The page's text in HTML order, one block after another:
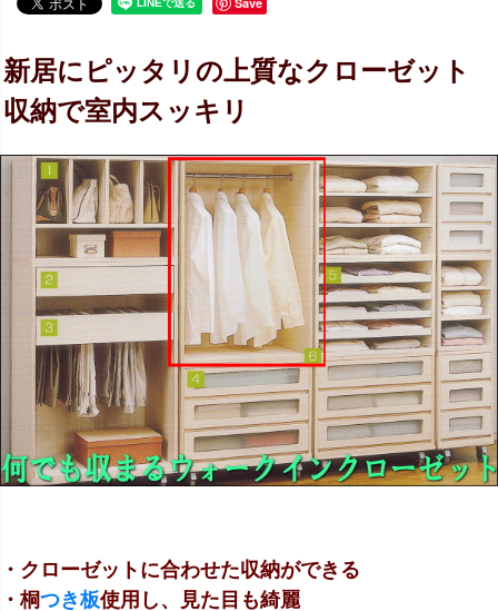
新居にピッタリの上質なクローゼット
収納で室内スッキリ
・クローゼットに合わせた収納ができる
・桐つき板使用し、見た目も綺麗